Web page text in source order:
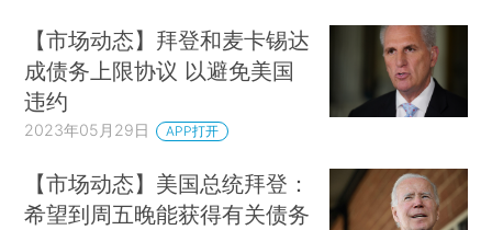
【市场动态】拜登和麦卡锡达
成债务上限协议 以避免美国
违约
2023年05月29日 APP打开
【市场动态】美国总统拜登：
希望到周五晚能获得有关债务